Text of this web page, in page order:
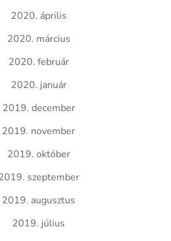
2020. április
2020. március
2020. február
2020. január
2019. december
2019. november
2019. október
szeptember
2019. augusztus
2019. július